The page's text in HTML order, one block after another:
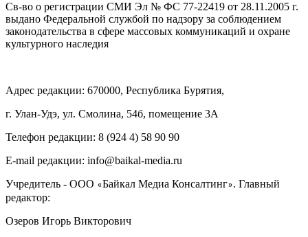
Св-во о регистрации СМИ Эл № ФС 77-22419 от 28.11.2005 г.
выдано Федеральной службой по надзору за соблюдением
законодательства в сфере массовых коммуникаций и охране
культурного наследия
Адрес редакции: 670000, Республика Бурятия,
г. Улан-Удэ, ул. Смолина, 54б, помещение 3А
Телефон редакции: ‎‎8 (924 4) 58 90 90
E-mail редакции: info@baikal-media.ru
Учредитель - ООО «Байкал Медиа Консалтинг». Главный
редактор:
Озеров Игорь Викторович